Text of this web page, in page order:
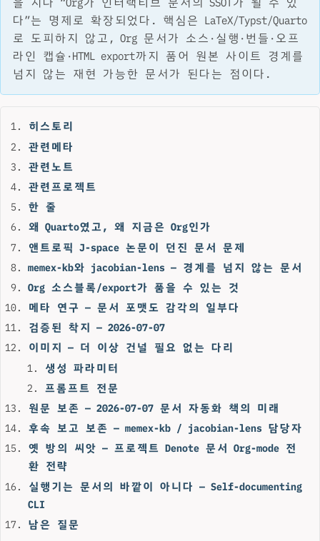
다”는 명제로 확장되었다. 핵심은 LaTeX/Typst/Quarto
로 도피하지 않고, Org 문서가 소스·실행·번들·오프
라인 캡슐·HTML export까지 품어 원본 사이트 경계를
넘지 않는 재현 가능한 문서가 된다는 점이다.
히스토리
관련메타
관련노트
관련프로젝트
한 줄
왜 Quarto였고, 왜 지금은 Org인가
앤트로픽 J-space 논문이 던진 문서 문제
memex-kb와 jacobian-lens — 경계를 넘지 않는 문서
Org 소스블록/export가 품을 수 있는 것
메타 연구 — 문서 포맷도 감각의 일부다
검증된 착지 — 2026-07-07
이미지 — 더 이상 건널 필요 없는 다리
생성 파라미터
프롬프트 전문
원문 보존 — 2026-07-07 문서 자동화 책의 미래
후속 보고 보존 — memex-kb / jacobian-lens 담당자
옛 방의 씨앗 — 프로젝트 Denote 문서 Org-mode 전
환 전략
실행기는 문서의 바깥이 아니다 — Self-documenting
CLI
남은 질문